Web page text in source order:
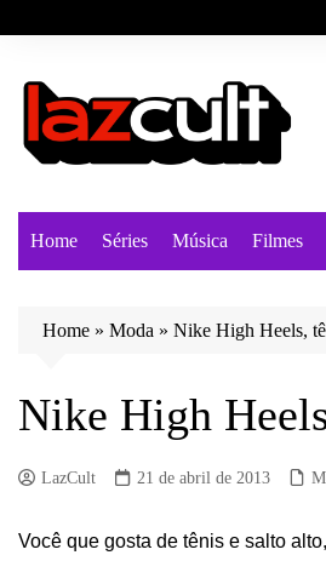
conteúdo
Home Séries Música Filmes
Home » Moda » Nike High Heels,
Nike High
LazCult 21 de abril de 2013
Você que gosta de tênis e salto